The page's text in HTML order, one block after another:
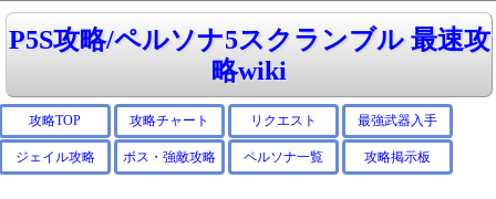
P5S攻略/ペルソナ5スクランブル 最速攻
略wiki
攻略TOP 攻略チャート リクエスト 最強武器入手
ジェイル攻略 ボス・強敵攻略 ペルソナ一覧 攻略掲示板